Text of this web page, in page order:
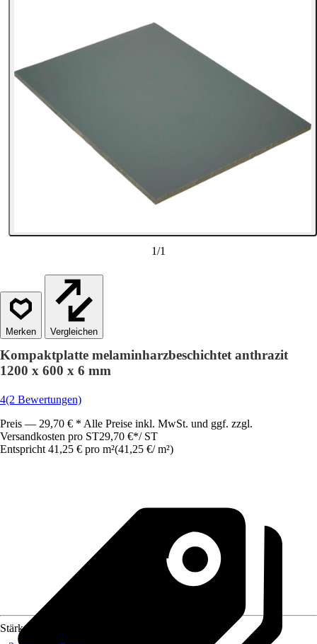
1/1
Vergleichen
Kompaktplatte melaminharzbeschichtet anthrazit
1200 x 600 x 6 mm
4(2 Bewertungen)
Preis — 29,70 € * Alle Preise inkl. MwSt. und ggf. zzgl.
Versandkosten pro ST29,70 €*/ ST
Entspricht 41,25 € pro m²(41,25 €/ m²)
Stärke